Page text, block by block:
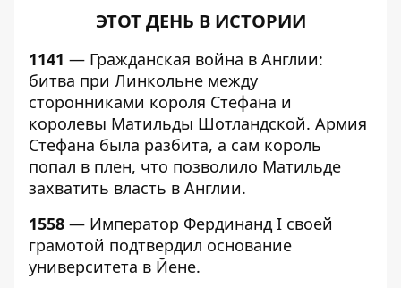
ЭТОТ ДЕНЬ В ИСТОРИИ
1141 — Гражданская война в Англии:
битва при Линкольне между
сторонниками короля Стефана и
королевы Матильды Шотландской. Армия
Стефана была разбита, а сам король
попал в плен, что позволило Матильде
захватить власть в Англии.
1558 — Император Фердинанд I своей
грамотой подтвердил основание
университета в Йене.